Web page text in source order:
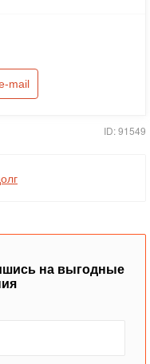
mail
ID: 91549
на выгодные